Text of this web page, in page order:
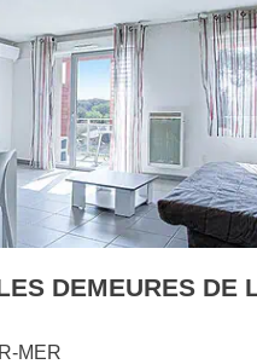
DEMEURES DE
MER